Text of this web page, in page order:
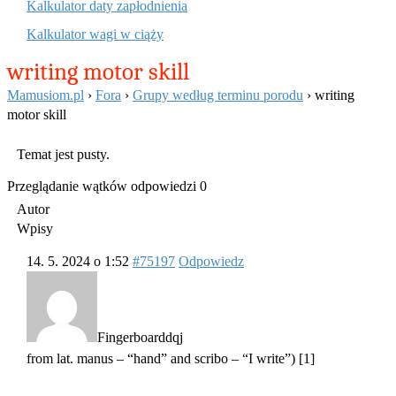
Kalkulator daty zapłodnienia
Kalkulator wagi w ciąży
writing motor skill
Mamusiom.pl › Fora › Grupy według terminu porodu › writing
motor skill
Temat jest pusty.
Przeglądanie wątków odpowiedzi 0
Autor
Wpisy
14. 5. 2024 o 1:52 #75197 Odpowiedz
Fingerboarddqj
from lat. manus – “hand” and scribo – “I write”) [1]